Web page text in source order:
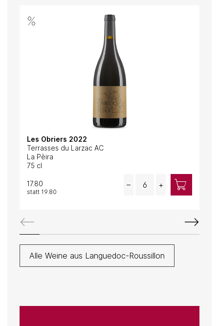
Les Obriers 2022
Terrasses du Larzac AC
La Pèira
75 cl
17.80
statt 19.80
– +
Alle Weine aus Languedoc-Roussillon